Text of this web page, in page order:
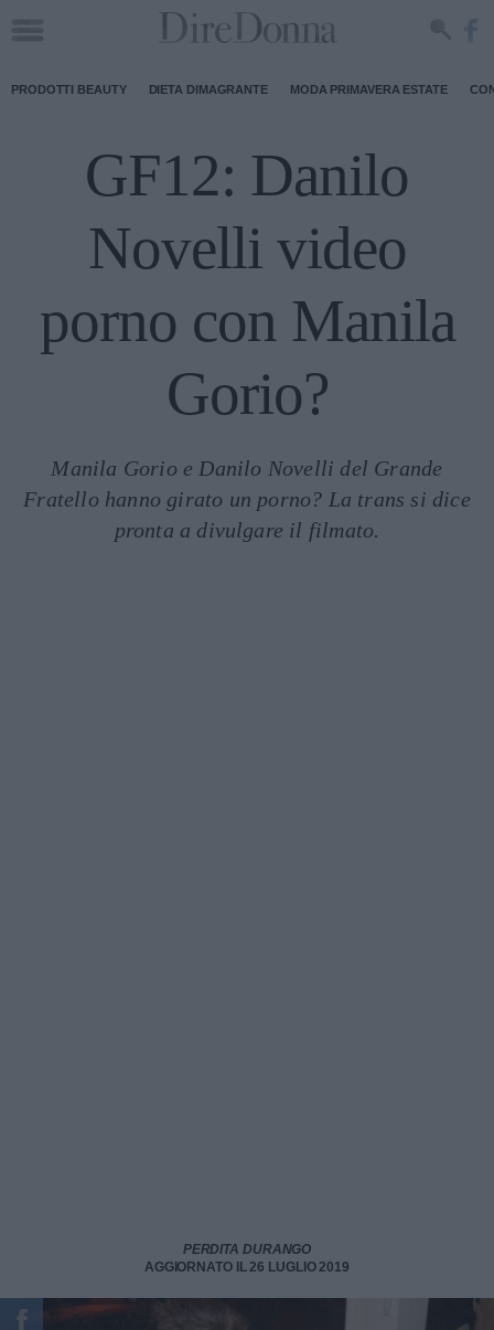
PRODOTTI BEAUTY DIETA DIMAGRANTE MODA PRIMAVERA ESTATE
GF12: Danilo
Novelli video
porno con Manila
Gorio?
Manila Gorio e Danilo Novelli del Grande
Fratello hanno girato un porno? La trans si dice
pronta a divulgare il filmato.
PERDITA DURANGO
AGGIORNATO IL 26 LUGLIO 2019